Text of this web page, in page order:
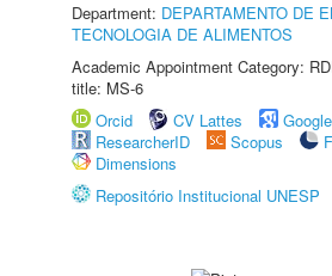
Department: DEPARTAMENTO DE
TECNOLOGIA DE ALIMENTOS
Academic Appointment Category:
title: MS-6
Orcid
CV Lattes
ResearcherID
Scopus
Dimensions
Repositório Institucional UNESP